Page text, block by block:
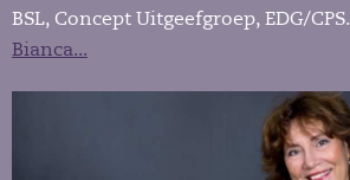
BSL, Concept Uitgeefgroep, EDG/CPS.
Bianca...